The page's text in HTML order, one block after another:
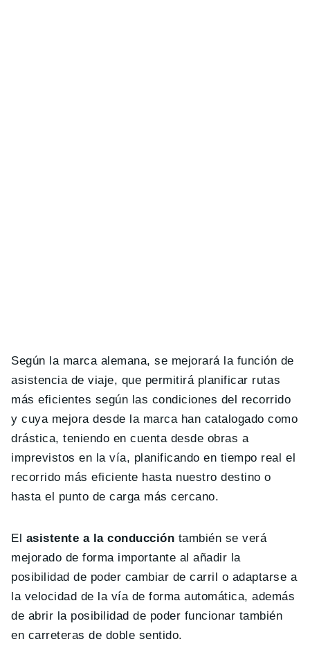
Según la marca alemana, se mejorará la función de
asistencia de viaje, que permitirá planificar rutas
más eficientes según las condiciones del recorrido
y cuya mejora desde la marca han catalogado como
drástica, teniendo en cuenta desde obras a
imprevistos en la vía, planificando en tiempo real el
recorrido más eficiente hasta nuestro destino o
hasta el punto de carga más cercano.
El asistente a la conducción también se verá
mejorado de forma importante al añadir la
posibilidad de poder cambiar de carril o adaptarse a
la velocidad de la vía de forma automática, además
de abrir la posibilidad de poder funcionar también
en carreteras de doble sentido.